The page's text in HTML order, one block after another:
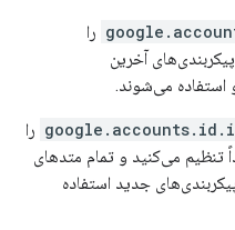
را
آخرین
استفاده می‌شوند.
را
تنظیم می‌کنید و تمام متدهای
جدید استفاده